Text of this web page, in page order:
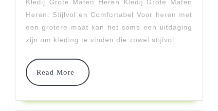
Maten
Voor
Kledij Grote Maten Heren Kledij Grote Maten
Heren: Stijlvol en Comfortabel Voor heren met
een grotere maat kan het soms een uitdaging
zijn om kleding te vinden die zowel stijlvol
Read More
Read
More